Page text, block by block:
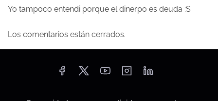
s
Yo tampoco entendi porque el dinerpo es deuda :S
Los comentarios están cerrados.